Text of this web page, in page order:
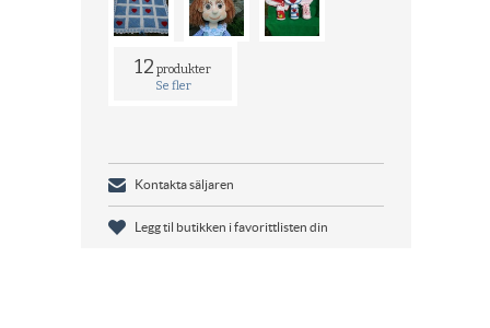
12 produkter
Se fler
Kontakta säljaren
Legg til butikken i favorittlisten din